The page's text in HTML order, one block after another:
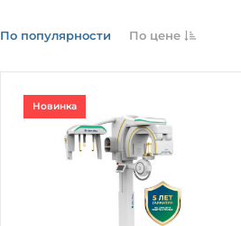
По популярности По цене
Новинка